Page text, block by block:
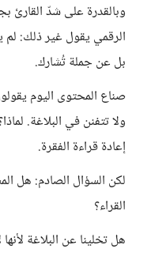
وبالقدرة على شدّ القارئ
الرقمي يقول غير ذلك:
بل عن جملة تُشارك.
صناع المحتوى اليوم
ولا تتفنن في البلاغة.
إعادة قراءة الفقرة.
لكن السؤال الصادم: هل
القراء؟
هل تخلينا عن البلاغة